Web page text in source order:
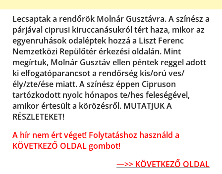
Lecsaptak a rendőrök Molnár Gusztávra. A színész a
párjával ciprusi kiruccanásukról tért haza, mikor az
egyenruhások odaléptek hozzá a Liszt Ferenc
Nemzetközi Repülőtér érkezési oldalán. Mint
megírtuk, Molnár Gusztáv ellen péntek reggel adott
ki elfogatóparancsot a rendőrség kis/orú ves/
ély/zte/ése miatt. A színész éppen Cipruson
tartózkodott nyolc hónapos te/hes feleségével,
amikor értesült a körözésről. MUTATJUK A
RÉSZLETEKET!
A hír nem ért véget! Folytatáshoz használd a
KÖVETKEZŐ OLDAL gombot!
—>> KÖVETKEZŐ OLDAL